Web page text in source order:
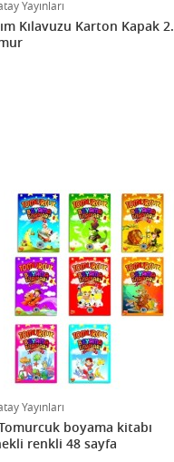
Yayınları
Kılavuzu Karton Kapak 2.
Yayınları
boyama kitabı
renkli 48 sayfa